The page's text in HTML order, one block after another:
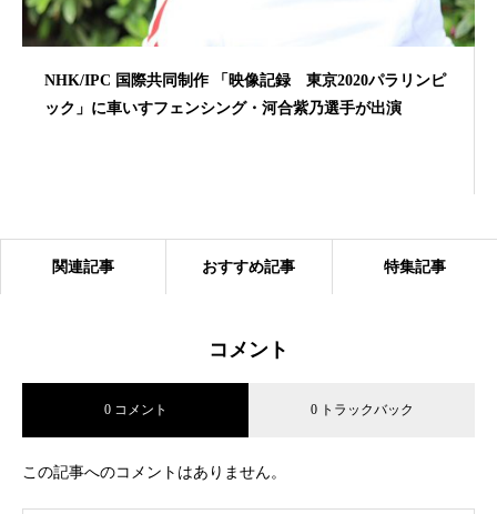
NHK/IPC 国際共同制作 「映像記録 東京2020パラリンピ
ック」に車いすフェンシング・河合紫乃選手が出演
みゃこ、薬剤師ランナーなっちゃんをキャスティング
関連記事 おすすめ記事 特集記事
コメント
0 コメント 0 トラックバック
この記事へのコメントはありません。